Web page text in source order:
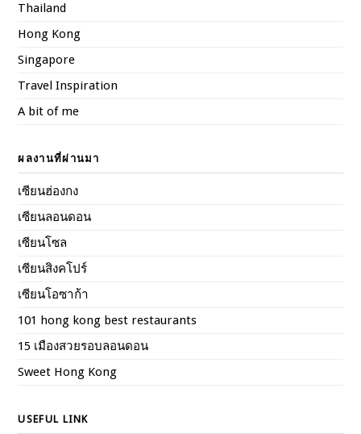
Thailand
Hong Kong
Singapore
Travel Inspiration
A bit of me
ผลงานที่ผ่านมา
เซียนฮ่องกง
เซียนลอนดอน
เซียนโซล
เซียนสิงคโปร์
เซียนโอซาก้า
101 hong kong best restaurants
15 เมืองสวยรอบลอนดอน
Sweet Hong Kong
USEFUL LINK